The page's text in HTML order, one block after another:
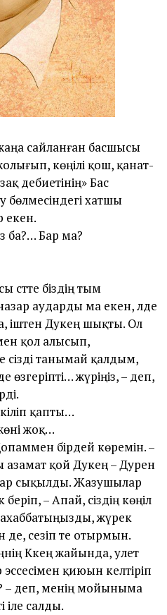
сайланған басшысы
көңілі қош, қанат­
әдебиетінің» Бас
хатшы
екен.
ба?… Бар ма?
сәт­те біздің тым
аударды ма екен, әлде
іштен Дәукең шықты. Ол
қол алысып,
сізді танымай қалдым,
өзгеріпті… жүріңіз, – деп,
қапты…
жоқ…
бірдей көремін. –
қой Дәукең – Дәурен
сықылды. Жазушылар
– Апай, сіздің көңіл
жүрек
де, сезіп те отырмын.
Кәкең жайында, әулет
қиюын келтіріп
– деп, менің мойыныма
іле салды.